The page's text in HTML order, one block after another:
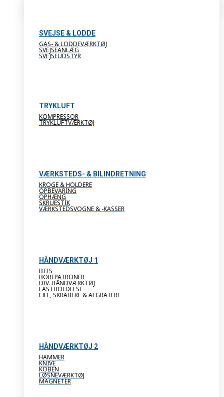
SVEJSE & LODDE
GAS- & LODDEVÆRKTØJ
SVEJSEANLÆG
SVEJSEUDSTYR
TRYKLUFT
KOMPRESSOR
TRYKLUFTVÆRKTØJ
VÆRKSTEDS- & BILINDRETNING
KROGE & HOLDERE
OPBEVARING
OPHÆNG
SKRUESTIK
VÆRKSTEDSVOGNE & -KASSER
HÅNDVÆRKTØJ 1
BITS
BOREPATRONER
DIV. HÅNDVÆRKTØJ
FASTHOLDELSE
FILE, SKRABERE & AFGRATERE
HÅNDVÆRKTØJ 2
HAMMER
KNIVE
KOBEN
LØSNEVÆRKTØJ
MAGNETER